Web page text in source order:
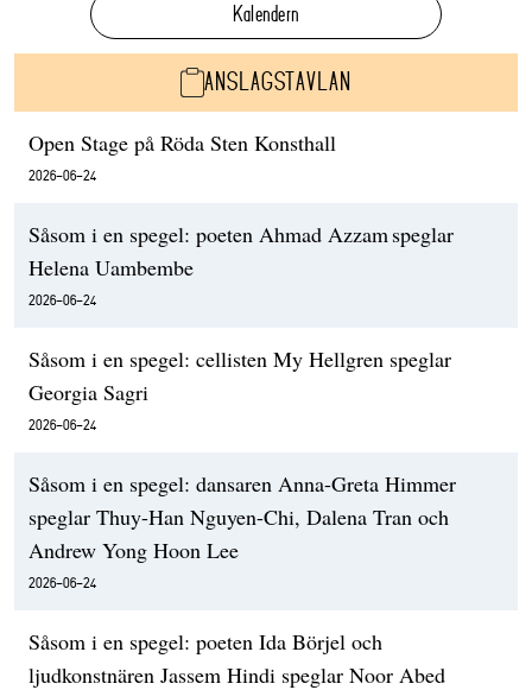
Kalendern
ANSLAGSTAVLAN
Open Stage på Röda Sten Konsthall
2026-06-24
Såsom i en spegel: poeten Ahmad Azzam speglar
Helena Uambembe
2026-06-24
Såsom i en spegel: cellisten My Hellgren speglar
Georgia Sagri
2026-06-24
Såsom i en spegel: dansaren Anna-Greta Himmer
speglar Thuy-Han Nguyen-Chi, Dalena Tran och
Andrew Yong Hoon Lee
2026-06-24
Såsom i en spegel: poeten Ida Börjel och
ljudkonstnären Jassem Hindi speglar Noor Abed